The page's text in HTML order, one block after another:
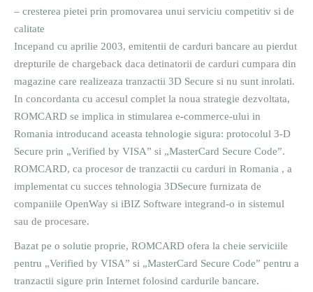
– cresterea pietei prin promovarea unui serviciu competitiv si de
calitate
Incepand cu aprilie 2003, emitentii de carduri bancare au pierdut
drepturile de chargeback daca detinatorii de carduri cumpara din
magazine care realizeaza tranzactii 3D Secure si nu sunt inrolati.
In concordanta cu accesul complet la noua strategie dezvoltata,
ROMCARD se implica in stimularea e-commerce-ului in
Romania introducand aceasta tehnologie sigura: protocolul 3-D
Secure prin „Verified by VISA” si „MasterCard Secure Code”.
ROMCARD, ca procesor de tranzactii cu carduri in Romania , a
implementat cu succes tehnologia 3DSecure furnizata de
companiile OpenWay si iBIZ Software integrand-o in sistemul
sau de procesare.
Bazat pe o solutie proprie, ROMCARD ofera la cheie serviciile
pentru „Verified by VISA” si „MasterCard Secure Code” pentru a
tranzactii sigure prin Internet folosind cardurile bancare.